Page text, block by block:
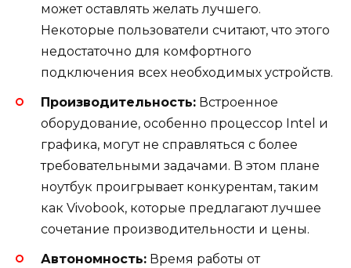
может оставлять желать лучшего.
Некоторые пользователи считают, что этого
недостаточно для комфортного
подключения всех необходимых устройств.
Производительность: Встроенное
оборудование, особенно процессор Intel и
графика, могут не справляться с более
требовательными задачами. В этом плане
ноутбук проигрывает конкурентам, таким
как Vivobook, которые предлагают лучшее
сочетание производительности и цены.
Автономность: Время работы от